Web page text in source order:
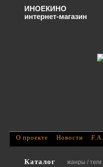
Каталог жанры / теги
О проекте Новости
ИНОЕКИНО
интернет-магазин